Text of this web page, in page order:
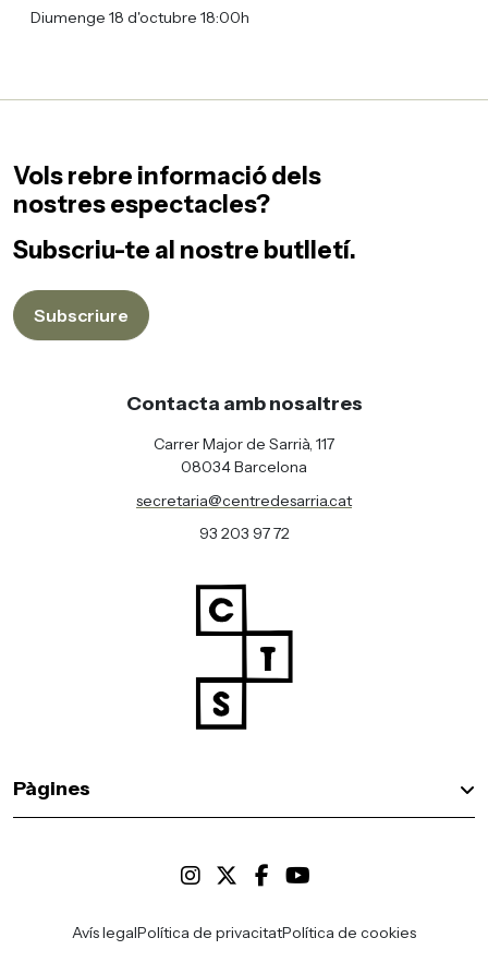
Diumenge 18 d'octubre 18:00h
Vols rebre informació dels
nostres espectacles?
Subscriu-te al nostre butlletí.
Subscriure
Contacta amb nosaltres
Carrer Major de Sarrià, 117
08034 Barcelona
secretaria@centredesarria.cat
93 203 97 72
Pàgines
Avís legalPolítica de privacitatPolítica de cookies